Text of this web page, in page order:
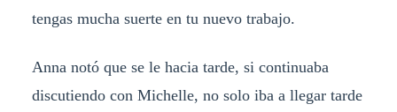
tengas mucha suerte en tu nuevo trabajo.
Anna notó que se le hacia tarde, si continuaba
discutiendo con Michelle, no solo iba a llegar tarde